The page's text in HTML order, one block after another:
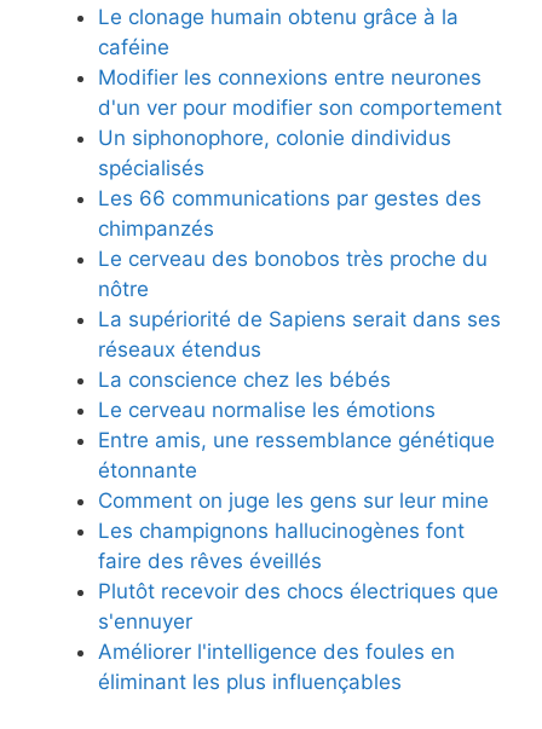
Le clonage humain obtenu grâce à la
caféine
Modifier les connexions entre neurones
d'un ver pour modifier son comportement
Un siphonophore, colonie dindividus
spécialisés
Les 66 communications par gestes des
chimpanzés
Le cerveau des bonobos très proche du
nôtre
La supériorité de Sapiens serait dans ses
réseaux étendus
La conscience chez les bébés
Le cerveau normalise les émotions
Entre amis, une ressemblance génétique
étonnante
Comment on juge les gens sur leur mine
Les champignons hallucinogènes font
faire des rêves éveillés
Plutôt recevoir des chocs électriques que
s'ennuyer
Améliorer l'intelligence des foules en
éliminant les plus influençables